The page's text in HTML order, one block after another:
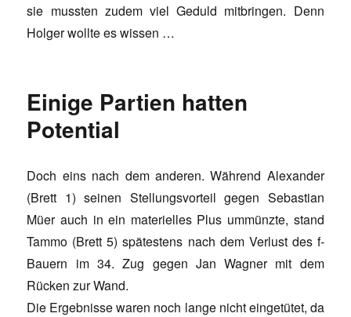
sie mussten zudem viel Geduld mitbringen. Denn
Holger wollte es wissen …
Einige Partien hatten
Potential
Doch eins nach dem anderen. Während Alexander
(Brett 1) seinen Stellungsvorteil gegen Sebastian
Müer auch in ein materielles Plus ummünzte, stand
Tammo (Brett 5) spätestens nach dem Verlust des f-
Bauern im 34. Zug gegen Jan Wagner mit dem
Rücken zur Wand.
Die Ergebnisse waren noch lange nicht eingetütet, da